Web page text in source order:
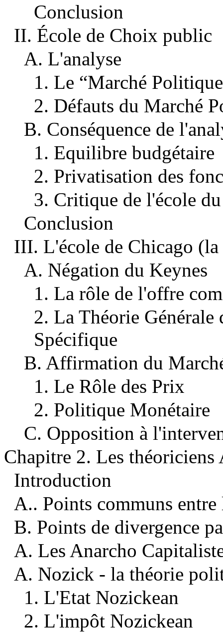
Conclusion
II. École de Choix public
A. L'analyse
1. Le “Marché
2. Défauts du Marché
B. Conséquence de
1. Equilibre budgétaire
2. Privatisation des
3. Critique de l'école
Conclusion
III. L'école de Chicago
A. Négation du Keynes
1. La rôle de l'offre
2. La Théorie Générale
Spécifique
B. Affirmation du
1. Le Rôle des Prix
2. Politique Monétaire
C. Opposition à
Chapitre 2. Les théoriciens
Introduction
A.. Points communs entre
B. Points de divergence
A. Les Anarcho
A. Nozick - la théorie
1. L'Etat Nozickean
2. L'impôt Nozickean